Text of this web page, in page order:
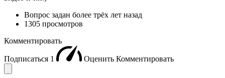
Вопрос задан более трёх лет назад
1305 просмотров
Комментировать
Подписаться 1 Оценить Комментировать